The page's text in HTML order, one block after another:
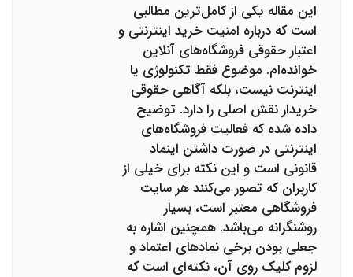
این مقاله یکی از کامل‌ترین مطالبی
است که درباره امنیت خرید اینترنتی و
اعتبار حقوقی فروشگاه‌های آنلاین
خوانده‌ام. موضوع فقط تکنولوژی یا
اینترنت نیست، بلکه آگاهی حقوقی
خریدار نقش اصلی را دارد. توضیح
داده شده که فعالیت فروشگاه‌های
اینترنتی در صورت داشتن اینماد
قانونی است و این نکته برای خیلی از
کاربران که تصور می‌کنند هر سایت
فروشگاهی معتبر است، بسیار
روشنگرانه می‌باشد. همچنین اشاره به
جعلی بودن برخی نمادهای اعتماد و
لزوم کلیک روی آن، نکته‌ای است که